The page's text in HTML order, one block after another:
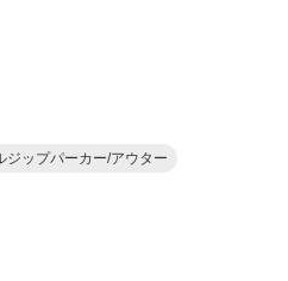
ジップパーカー/アウター